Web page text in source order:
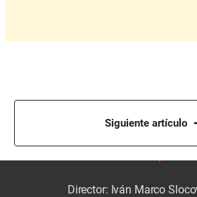
Siguiente artículo
Director: Iván Marco